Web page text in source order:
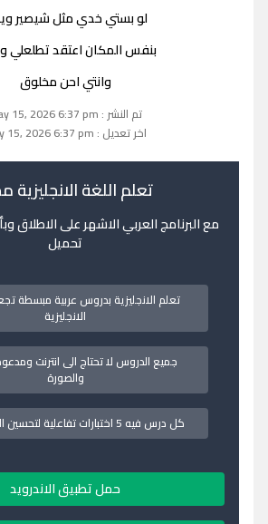
لو بستي خدي مثل شيصير
بنفس المكان اعتقد تطلعلي
وانتي احن مخلوق
تم النشر : May 15, 2026 6:37 pm
اخر تعديل : May 15, 2026 6:37 pm
تعلم اللغة الانجليزية
تحميل
تعلم الانجليزية بدروس عربية مبسطة
الانجليزية
جميع الدروس لا تحتاج الى انترنت
والصورة
كل درس فيه 5 اختبارات تفاعلية لتحسين اللفظ والنطق
حمل تطبيق الاندرويد